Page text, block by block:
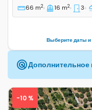
66 m2 16 m2 3
Выберите даты и
Дополнительное
-10 %